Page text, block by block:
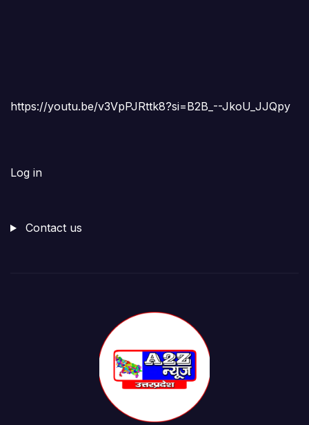
https://youtu.be/v3VpPJRttk8?si=B2B_--JkoU_JJQpy
Log in
Contact us